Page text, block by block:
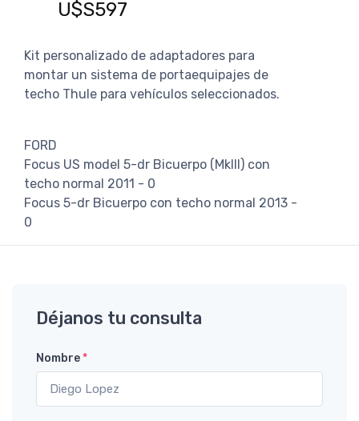
U$S597
Kit personalizado de adaptadores para
montar un sistema de portaequipajes de
techo Thule para vehículos seleccionados.
FORD
Focus US model 5-dr Bicuerpo (MkIII) con
techo normal 2011 - 0
Focus 5-dr Bicuerpo con techo normal 2013 -
0
Déjanos tu consulta
Nombre*